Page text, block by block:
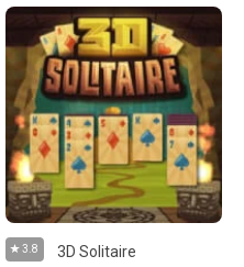
3.8 3D Solitaire